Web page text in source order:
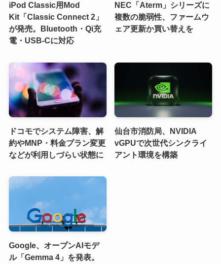
iPod Classic用Mod
Kit「Classic Connect 2」
が発売。Bluetooth・Qi充
電・USB-Cに対応
NEC「Aterm」シリーズに
複数の脆弱性、ファームウ
ェア更新か買い替えを
ドコモでシステム障害、解
約やMNP・料金プラン変更
などが利用しづらい状態に
仙台市消防局、NVIDIA
vGPUで次世代シンクライ
アント環境を構築
Google、オープンAIモデ
ル「Gemma 4」を発表。